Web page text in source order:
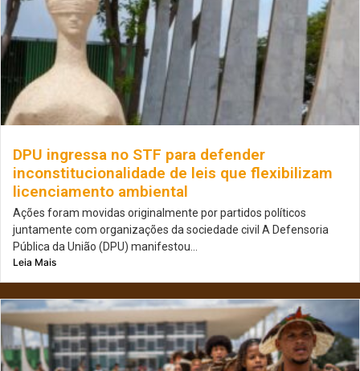
DPU ingressa no STF para defender
inconstitucionalidade de leis que flexibilizam
licenciamento ambiental
Ações foram movidas originalmente por partidos políticos
juntamente com organizações da sociedade civil A Defensoria
Pública da União (DPU) manifestou...
Leia Mais